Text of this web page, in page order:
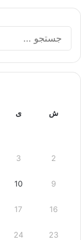
ش ی
2
3
9
10
16
17
23
24